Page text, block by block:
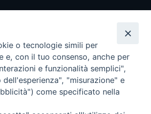
2019 - Tutti i diritti riservati - Vita
o tecnologie simili per
e, con il tuo consenso, anche per
e funzionalità semplici",
"misurazione" e
come specificato nella